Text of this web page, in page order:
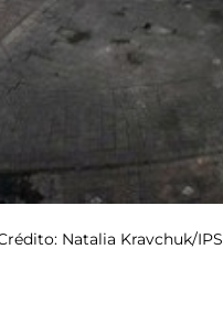
Natalia Kravchuk/IPS